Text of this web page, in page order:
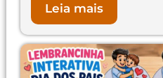
Leia mais